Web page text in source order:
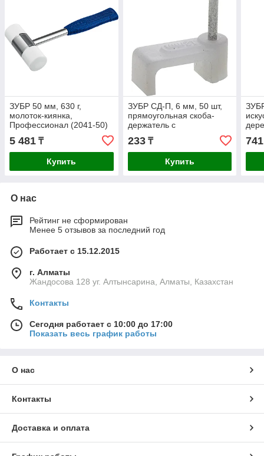
ЗУБР 50 мм, 630 г,
молоток-киянка,
Профессионал (2041-50)
5 481 ₸
Купить
ЗУБР СД-П, 6 мм, 50 шт,
прямоугольная скоба-
держатель с
оцинкованным гвоздем,
Профессионал
233₸
Купить
741
О нас
Рейтинг не сформирован
Менее 5 отзывов за последний год
Работает с 15.12.2015
г. Алматы
Жандосова 128 уг. Алтынсарина, Алматы, Казахстан
Контакты
Сегодня работает с 10:00 до 17:00
Показать весь график работы
О нас
Контакты
Доставка и оплата